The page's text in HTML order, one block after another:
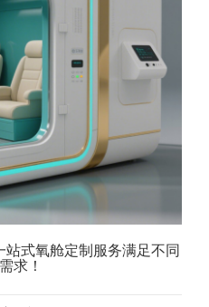
式氧舱定制服务满足不同
求！